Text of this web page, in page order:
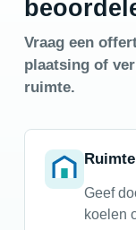
Vraag een
plaatsing of
ruimte.
Ruimte
Geef
koelen